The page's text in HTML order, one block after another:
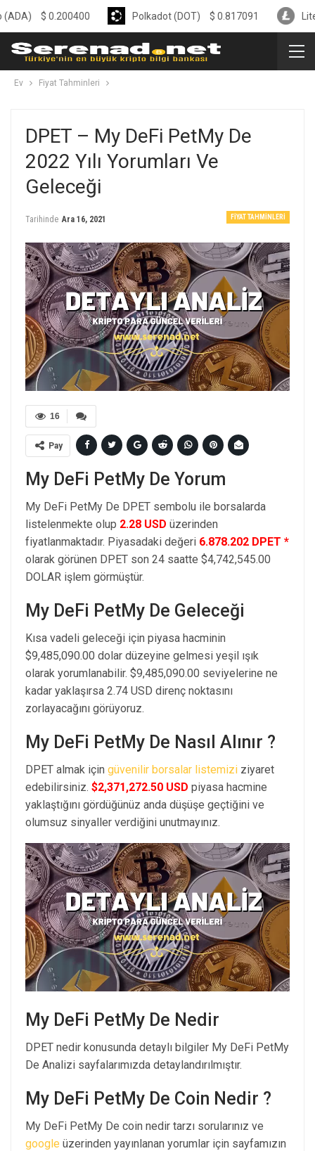
Ev Fiyat Tahminleri
DPET – My DeFi PetMy De
2022 Yılı Yorumları Ve
Geleceği
FIYAT TAHMINLERI
Tarihinde Ara 16, 2021
16
Pay
My DeFi PetMy De Yorum
My DeFi PetMy De DPET sembolu ile borsalarda
listelenmekte olup 2.28 USD üzerinden
fiyatlanmaktadır. Piyasadaki değeri 6.878.202 DPET *
olarak görünen DPET son 24 saatte $4,742,545.00
DOLAR işlem görmüştür.
My DeFi PetMy De Geleceği
Kısa vadeli geleceği için piyasa hacminin
$9,485,090.00 dolar düzeyine gelmesi yeşil ışık
olarak yorumlanabilir. $9,485,090.00 seviyelerine ne
kadar yaklaşırsa 2.74 USD direnç noktasını
zorlayacağını görüyoruz.
My DeFi PetMy De Nasıl Alınır ?
DPET almak için güvenilir borsalar listemizi ziyaret
edebilirsiniz. $2,371,272.50 USD piyasa hacmine
yaklaştığını gördüğünüz anda düşüşe geçtiğini ve
olumsuz sinyaller verdiğini unutmayınız.
My DeFi PetMy De Nedir
DPET nedir konusunda detaylı bilgiler My DeFi PetMy
De Analizi sayfalarımızda detaylandırılmıştır.
My DeFi PetMy De Coin Nedir ?
My DeFi PetMy De coin nedir tarzı sorularınız ve
google üzerinden yayınlanan yorumlar için sayfamızın
$0.200400 Polkadot (DOT) $0.817091 Litecoin